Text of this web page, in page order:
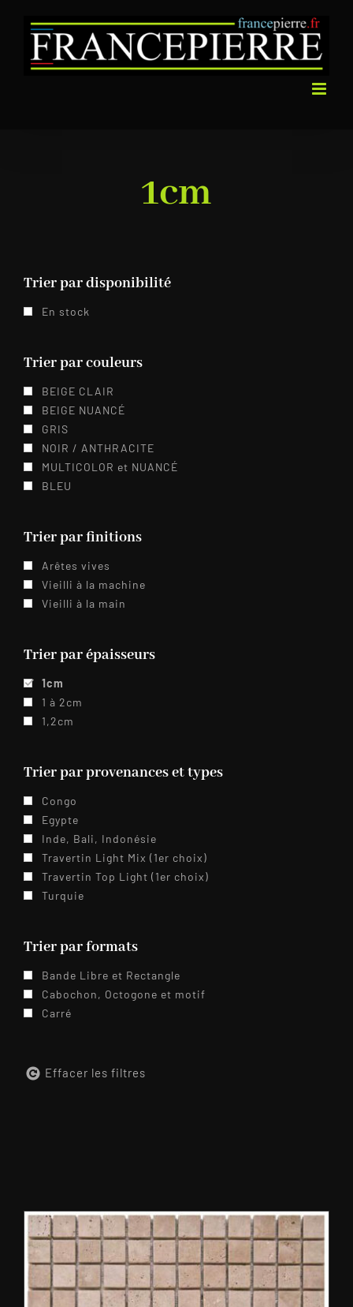
contenu
1cm
Trier par disponibilité
En stock
Trier par couleurs
BEIGE CLAIR
BEIGE NUANCÉ
GRIS
NOIR / ANTHRACITE
MULTICOLOR et NUANCÉ
BLEU
Trier par finitions
Arêtes vives
Vieilli à la machine
Vieilli à la main
Trier par épaisseurs
1cm
1 à 2cm
1,2cm
Trier par provenances et types
Congo
Egypte
Inde, Bali, Indonésie
Travertin Light Mix (1er choix)
Travertin Top Light (1er choix)
Turquie
Trier par formats
Bande Libre et Rectangle
Cabochon, Octogone et motif
Carré
Effacer les filtres